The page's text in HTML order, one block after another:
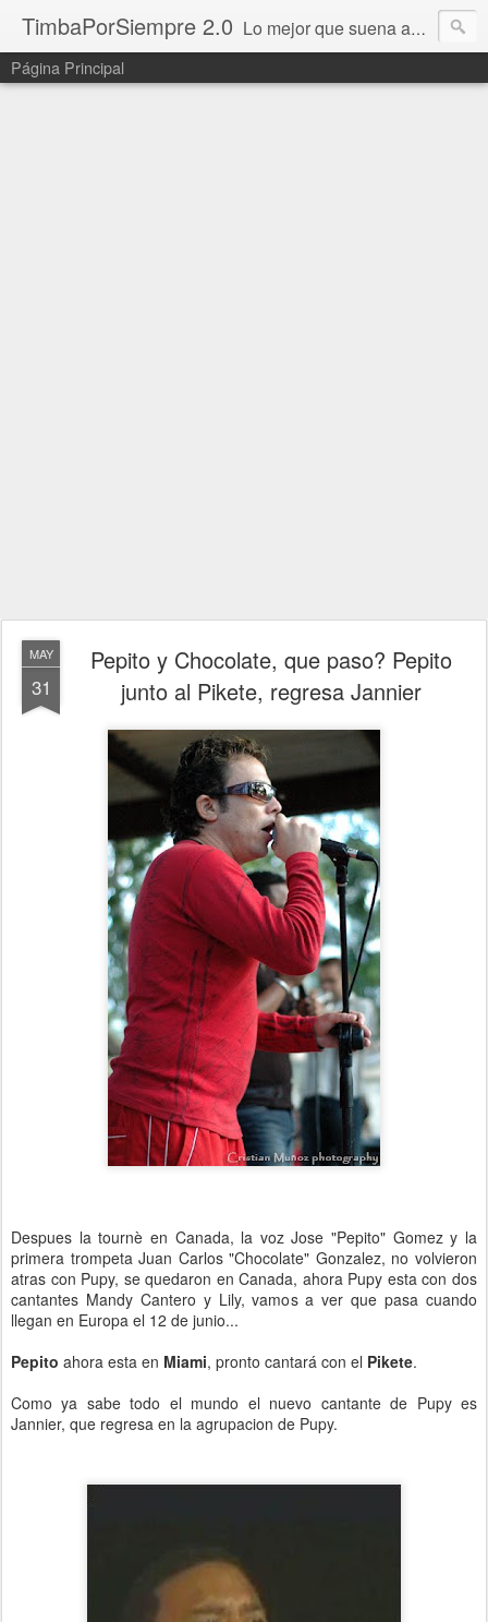
TimbaPorSiempre 2.0 Lo mejor que suena ahora!!!
Página Principal
MAY
31
Pepito y Chocolate, que paso? Pepito
junto al Pikete, regresa Jannier
Despues la tournè en Canada, la voz Jose "Pepito" Gomez y la
primera trompeta Juan Carlos "Chocolate" Gonzalez, no volvieron
atras con Pupy, se quedaron en Canada, ahora Pupy esta con dos
cantantes Mandy Cantero y Lily, vamos a ver que pasa cuando
llegan en Europa el 12 de junio...
Pepito ahora esta en Miami, pronto cantará con el Pikete.
Como ya sabe todo el mundo el nuevo cantante de Pupy es
Jannier, que regresa en la agrupacion de Pupy.